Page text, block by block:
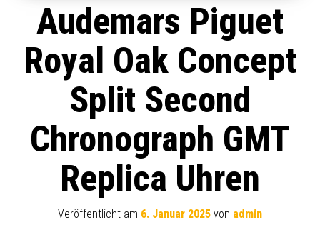
Audemars Piguet
Royal Oak Concept
Split Second
Chronograph GMT
Replica Uhren
Veröffentlicht am 6. Januar 2025 von admin